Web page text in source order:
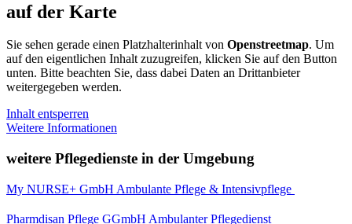
auf der Karte
Sie sehen gerade einen Platzhalterinhalt von Openstreetmap. Um
auf den eigentlichen Inhalt zuzugreifen, klicken Sie auf den Button
unten. Bitte beachten Sie, dass dabei Daten an Drittanbieter
weitergegeben werden.
Inhalt entsperren
Weitere Informationen
weitere Pflegedienste in der Umgebung
My NURSE+ GmbH Ambulante Pflege & Intensivpflege
Pharmdisan Pflege GGmbH Ambulanter Pflegedienst